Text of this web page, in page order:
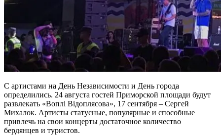
С артистами на День Независимости и День города
определились. 24 августа гостей Приморской площади будут
развлекать «Воплі Відоплясова», 17 сентября – Сергей
Михалок. Артисты статусные, популярные и способные
привлечь на свои концерты достаточное количество
бердянцев и туристов.